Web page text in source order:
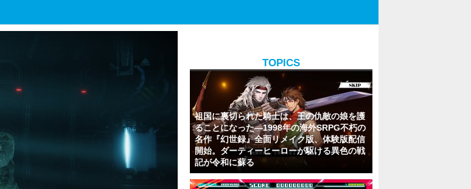
TOPICS
祖国に裏切られた騎士は、王の仇敵の娘を護
ることになった―1998年の海外SRPG不朽の
名作『幻世録』全面リメイク版、体験版配信
開始。ダーティーヒーローが駆ける異色の戦
記が令和に蘇る